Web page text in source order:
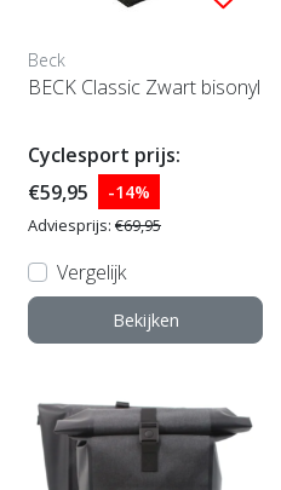
Beck
BECK Classic Zwart bisonyl
Cyclesport prijs:
€59,95
-14%
Adviesprijs: €69,95
Vergelijk
Bekijken